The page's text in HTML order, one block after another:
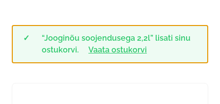
“Jooginõu soojendusega 2,2l” lisati sinu
ostukorvi.
Vaata ostukorvi